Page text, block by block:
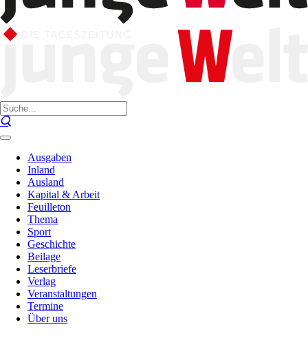
Ausgaben
Inland
Ausland
Kapital & Arbeit
Feuilleton
Thema
Sport
Geschichte
Beilage
Leserbriefe
Verlag
Veranstaltungen
Termine
Über uns